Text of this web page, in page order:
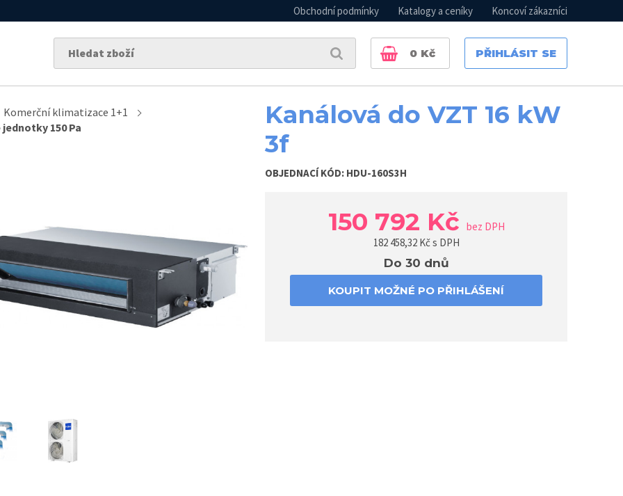
Obchodní podmínky Katalogy a ceníky Koncoví zákazníci
PŘIHLÁSIT SE
0 Kč
Komerční klimatizace 1+1
150 Pa
Kanálová do VZT 16 kW
3f
OBJEDNACÍ KÓD: HDU-160S3H
150 792 Kč bez DPH
182 458,32Kč s DPH
Do 30 dnů
KOUPIT MOŽNÉ PO PŘIHLÁŠENÍ